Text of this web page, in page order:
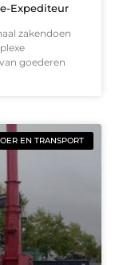
Expediteur
zakendoen
goederen
EN TRANSPORT